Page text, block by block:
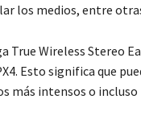
los medios, entre
True Wireless Stereo
Esto significa que
más intensos o incluso